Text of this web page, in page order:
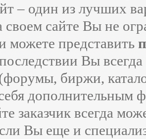
– один из лучших
своем сайте Вы не
можете представить
Вы
биржи,
дополнительным
заказчик всегда
Вы еще и